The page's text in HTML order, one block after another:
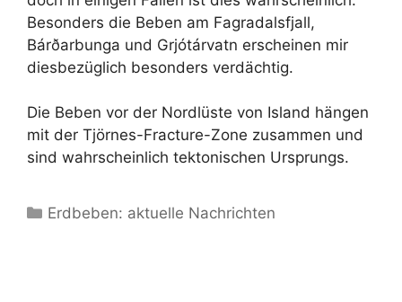
Besonders die Beben am Fagradalsfjall,
Bárðarbunga und Grjótárvatn erscheinen mir
diesbezüglich besonders verdächtig.
Die Beben vor der Nordlüste von Island hängen
mit der Tjörnes-Fracture-Zone zusammen und
sind wahrscheinlich tektonischen Ursprungs.
Kategorien
Erdbeben: aktuelle Nachrichten